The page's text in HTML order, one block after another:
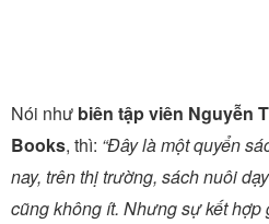
Nói như biên tập viên Nguyễn
Books, thì: “Đây là một quyển
nay, trên thị trường, sách nuôi
cũng không ít. Nhưng sự kết